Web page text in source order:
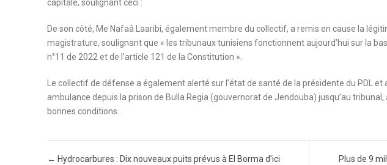
capitale, soulignant ceci :
De son côté, Me Nafaâ Laaribi, également membre du collectif, a remis en cause la
magistrature, soulignant que « les tribunaux tunisiens fonctionnent aujourd’hui sur la
n°11 de 2022 et de l’article 121 de la Constitution ».
Le collectif de défense a également alerté sur l’état de santé de la présidente du PDL
ambulance depuis la prison de Bulla Regia (gouvernorat de Jendouba) jusqu’au
bonnes conditions.
Post navigation
← Hydrocarbures : Dix nouveaux puits prévus à El Borma d’ici
Plus de 9